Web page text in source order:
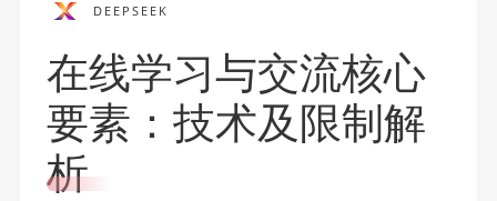
DEEPSEEK
在线学习与交流核心
要素：技术及限制解
析